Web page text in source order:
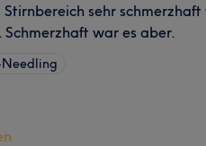
sehr
war es aber.